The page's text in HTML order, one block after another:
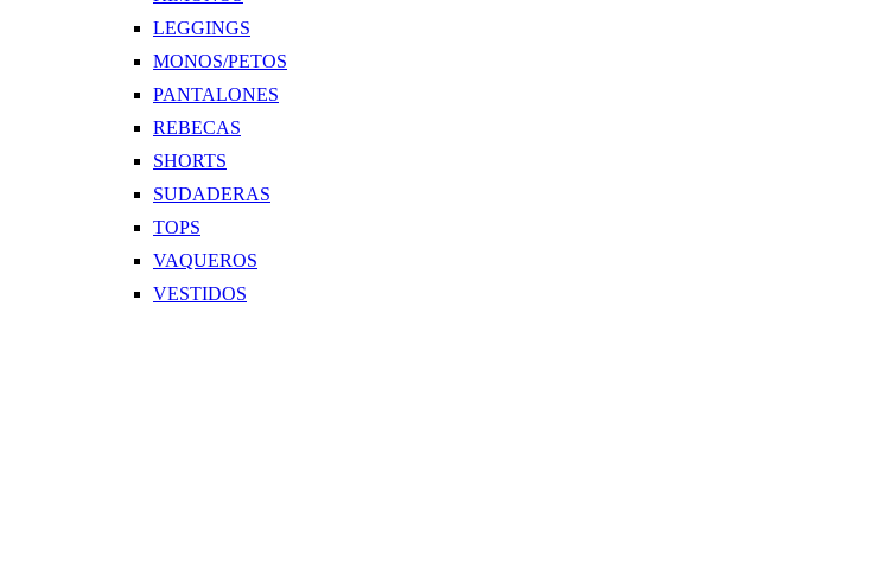
LEGGINGS
MONOS/PETOS
PANTALONES
REBECAS
SHORTS
SUDADERAS
TOPS
VAQUEROS
VESTIDOS